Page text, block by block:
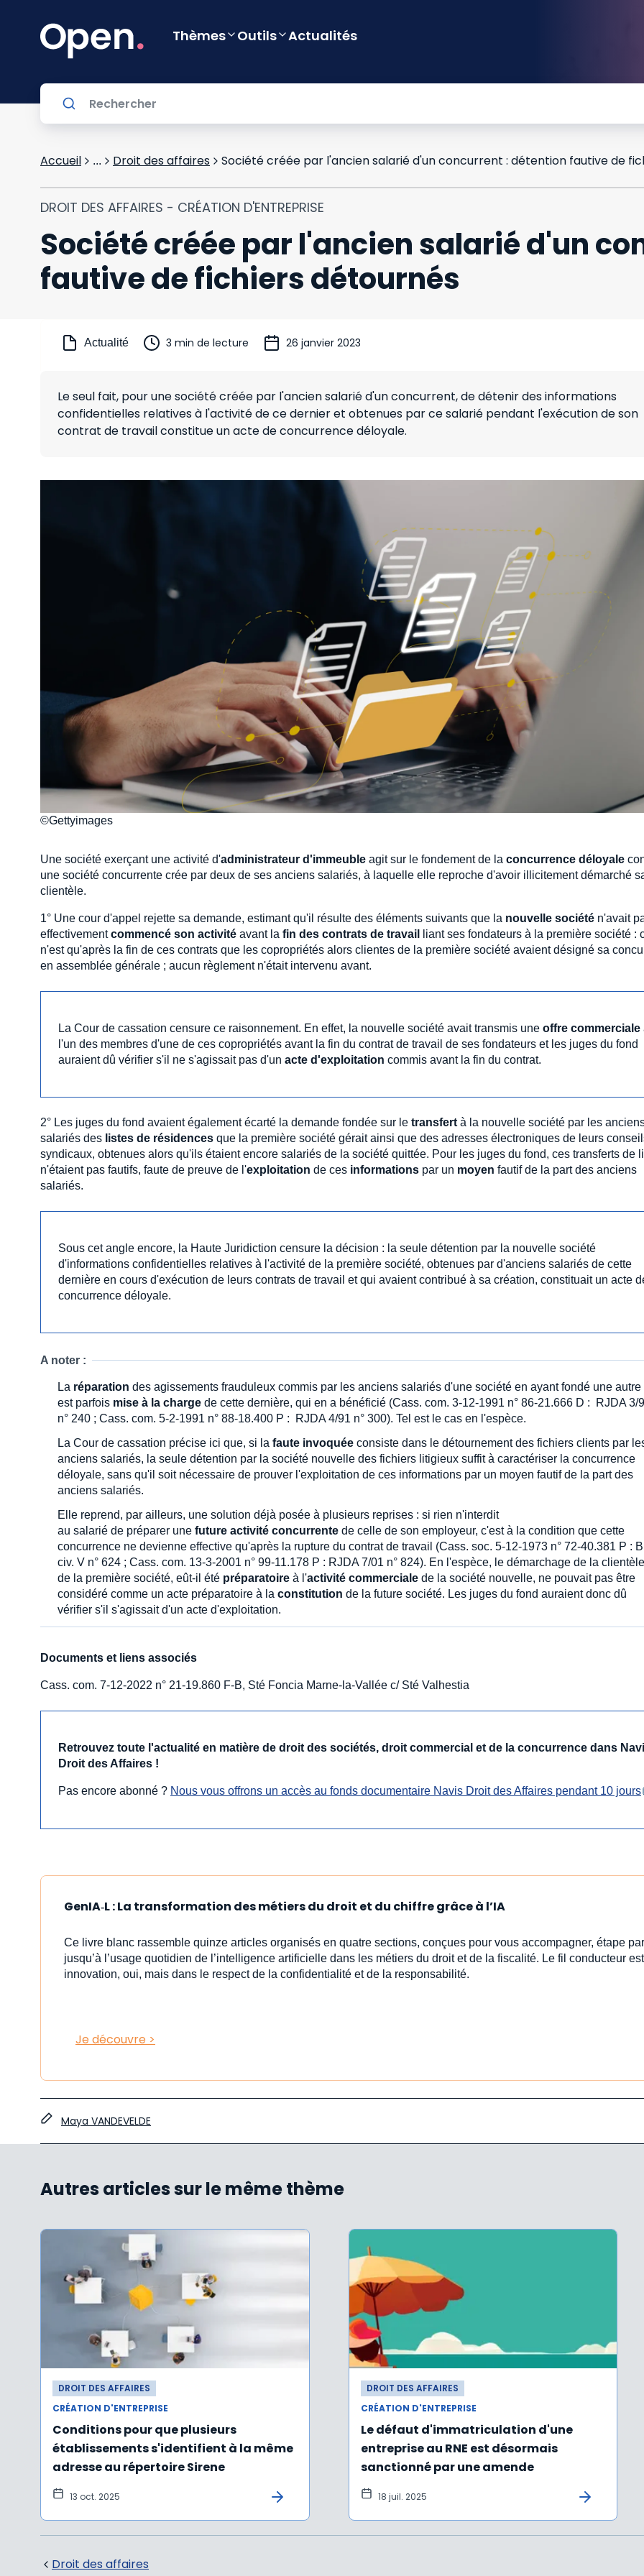
Thèmes Outils Actualités
Accueil ... Droit des affaires
DROIT DES AFFAIRES - CRÉATION D'ENTREPRISE
Société créée par l'ancien salarié d'un
fautive de fichiers détournés
Actualité 3 min de lecture 26 janvier 2023
Le seul fait, pour une société créée par l'ancien salarié d'un concurrent, de détenir des informations
confidentielles relatives à l'activité de ce dernier et obtenues par ce salarié pendant l'exécution de son
contrat de travail constitue un acte de concurrence déloyale.
©Gettyimages
Une société exerçant une activité d'administrateur d'immeuble agit sur le fondement de la concurrence déloyale
une société concurrente crée par deux de ses anciens salariés, à laquelle elle reproche d'avoir illicitement démarché
clientèle.
1° Une cour d'appel rejette sa demande, estimant qu'il résulte des éléments suivants que la nouvelle société n'avait
effectivementcommencé son activité avant la fin des contrats de travail
liant ses fondateurs à la première société :
n'est qu'après la fin de ces contrats que les copropriétés alors clientes de la première société avaient désigné sa
en assemblée générale ; aucun règlement n'était intervenu avant.
La Cour de cassation censure ce raisonnement. En effet, la nouvelle société avait transmis une offre commerciale
l'un des membres d'une de ces copropriétés avant la fin du contrat de travail de ses fondateurs et les juges du fond
auraient dû vérifier s'il ne s'agissait pas d'un acte d'exploitation commis avant la fin du contrat.
2° Les juges du fond avaient également écarté la demande fondée sur le transfert à la nouvelle société par les
salariés des listes de résidences que la première société gérait ainsi que des adresses électroniques de leurs
syndicaux, obtenues alors qu'ils étaient encore salariés de la société quittée. Pour les juges du fond, ces transferts de
n'étaient pas fautifs, faute de preuve de l'exploitation de ces informations par un moyen fautif de la part des anciens
salariés.
Sous cet angle encore, la Haute Juridiction censure la décision : la seule détention par la nouvelle société
d'informations confidentielles relatives à l'activité de la première société, obtenues par d'anciens salariés de cette
dernière en cours d'exécution de leurs contrats de travail et qui avaient contribué à sa création, constituait un acte
concurrence déloyale.
A noter :
La réparation des agissements frauduleux commis par les anciens salariés d'une société en ayant fondé une autre
est parfois mise à la charge de cette dernière, qui en a bénéficié (Cass. com. 3-12-1991 n° 86-21.666 D : RJDA 3/
n° 240 ; Cass. com. 5-2-1991 n° 88-18.400 P : RJDA 4/91 n° 300). Tel est le cas en l'espèce.
La Cour de cassation précise ici que, si la faute invoquée consiste dans le détournement des fichiers clients par
anciens salariés, la seule détention par la société nouvelle des fichiers litigieux suffit à caractériser la concurrence
déloyale, sans qu'il soit nécessaire de prouver l'exploitation de ces informations par un moyen fautif de la part des
anciens salariés.
Elle reprend, par ailleurs, une solution déjà posée à plusieurs reprises : si rien n'interdit
au salarié de préparer une future activité concurrente de celle de son employeur, c'est à la condition que cette
concurrence ne devienne effective qu'après la rupture du contrat de travail (Cass. soc. 5-12-1973 n° 72-40.381 P :
civ. V n° 624 ; Cass. com. 13-3-2001 n° 99-11.178 P : RJDA 7/01 n° 824). En l'espèce, le démarchage de la clientèle
de la première société, eût-il été préparatoire à l'activité commerciale de la société nouvelle, ne pouvait pas être
considéré comme un acte préparatoire à la constitution de la future société. Les juges du fond auraient donc dû
vérifier s'il s'agissait d'un acte d'exploitation.
Documents et liens associés
Cass. com. 7-12-2022 n° 21-19.860 F-B, Sté Foncia Marne-la-Vallée c/ Sté Valhestia
Retrouvez toute l'actualité en matière de droit des sociétés, droit commercial et de la concurrence dans
Droit des Affaires !
Pas encore abonné ? Nous vous offrons un accès au fonds documentaire Navis Droit des Affaires pendant 10 jours
GenIA‑L : La transformation des métiers du droit et du chiffre grâce à l’IA
Ce livre blanc rassemble quinze articles organisés en quatre sections, conçues pour vous accompagner, étape
jusqu’à l’usage quotidien de l’intelligence artificielle dans les métiers du droit et de la fiscalité. Le fil conducteur
innovation, oui, mais dans le respect de la confidentialité et de la responsabilité.
Je découvre >
Maya VANDEVELDE
Autres articles sur le même thème
DROIT DES AFFAIRES
CRÉATION D'ENTREPRISE
Conditions pour que plusieurs
établissements s'identifient à la même
adresse au répertoire Sirene
13 oct. 2025
DROIT DES AFFAIRES
CRÉATION D'ENTREPRISE
Le défaut d'immatriculation d'une
entreprise au RNE est désormais
sanctionné par une amende
18 juil. 2025
Droit des affaires